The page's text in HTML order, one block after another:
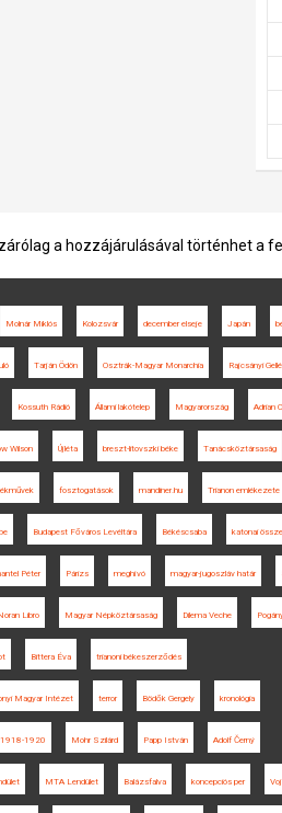
a hozzájárulásával történhet a
Molnár Miklós Kolozsvár december elseje Japán
Tarján Ödön Osztrák-Magyar Monarchia Rajcsányi
Kossuth Rádió Állami lakótelep Magyarország Adrian
Wilson Újléta breszt-litovszki béke Tanácsköztársaság
fosztogatások mandiner.hu Trianon emlékezete
Budapest Főváros Levéltára Békéscsaba katonai
Péter Párizs meghívó magyar-jugoszláv határ
Libro Magyar Népköztársaság Dilema Veche
Bittera Éva trianoni békeszerződés
Magyar Intézet terror Bödők Gergely kronológia
1918-1920 Mohr Szilárd Papp István Adolf Černý
MTA Lendület Balázsfalva koncepciós per